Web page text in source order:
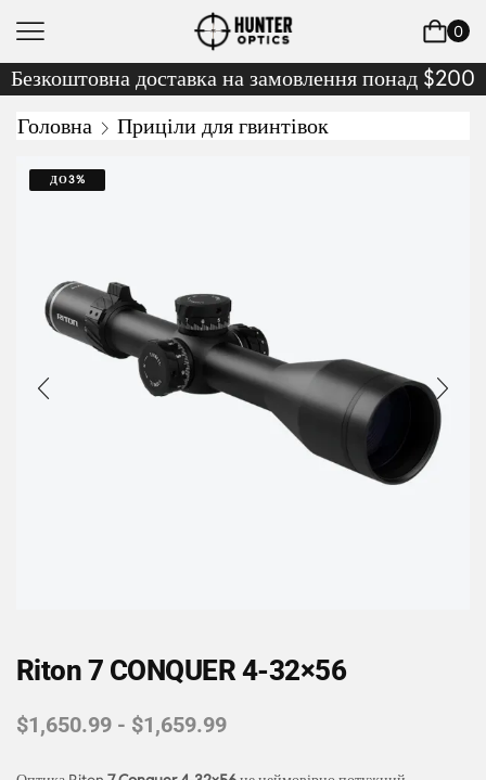
0
Безкоштовна доставка на замовлення понад $200
Головна
Приціли для гвинтівок
ДО3%
Riton 7 CONQUER 4-32×56
$1,650.99 - $1,659.99